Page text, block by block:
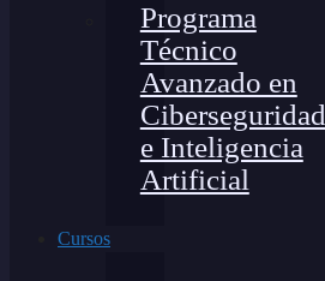
Programa
Técnico
Avanzado en
Ciberseguridad
e Inteligencia
Artificial
Cursos